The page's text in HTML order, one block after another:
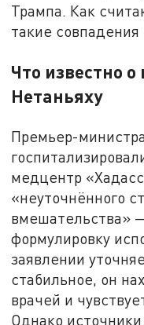
Трампа. Как
такие
Что известно
Нетаньяху
Премьер-
медцентр
«неуточнённого
вмешательства»
формулировку
заявлении
стабильное, он
врачей и
Однако